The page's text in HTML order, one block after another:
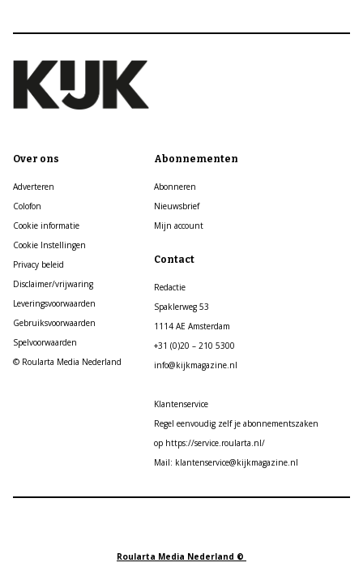
Over ons
Adverteren
Colofon
Cookie informatie
Cookie Instellingen
Privacy beleid
Disclaimer/vrijwaring
Leveringsvoorwaarden
Gebruiksvoorwaarden
Spelvoorwaarden
© Roularta Media Nederland
Abonnementen
Abonneren
Nieuwsbrief
Mijn account
Contact
Redactie
Spaklerweg 53
1114 AE Amsterdam
+31 (0)20 – 210 5300
info@kijkmagazine.nl
Klantenservice
Regel eenvoudig zelf je abonnementszaken
op https://service.roularta.nl/
Mail: klantenservice@kijkmagazine.nl
Roularta Media Nederland ©